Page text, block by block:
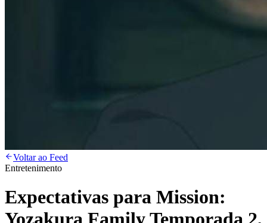
Voltar ao Feed
Entretenimento
Expectativas para Mission: